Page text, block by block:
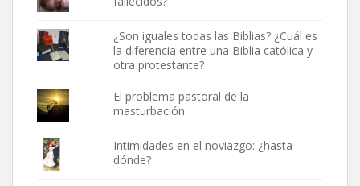
¿Son iguales todas las Biblias? ¿Cuál es
la diferencia entre una Biblia católica y
otra protestante?
El problema pastoral de la
masturbación
Intimidades en el noviazgo: ¿hasta
dónde?